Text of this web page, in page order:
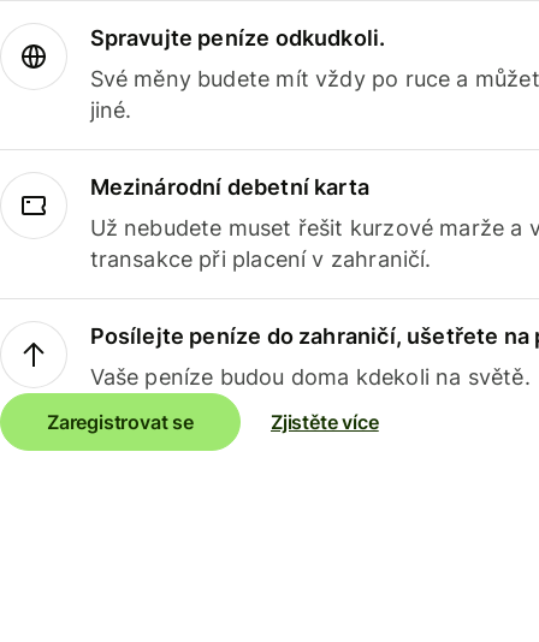
Spravujte peníze odkudkoli.
Své měny budete mít vždy po ruce a
jiné.
Mezinárodní debetní karta
Už nebudete muset řešit kurzové marže a
transakce při placení v zahraničí.
Posílejte peníze do zahraničí, ušetřete na
Vaše peníze budou doma kdekoli na světě.
Zaregistrovat se Zjistěte více